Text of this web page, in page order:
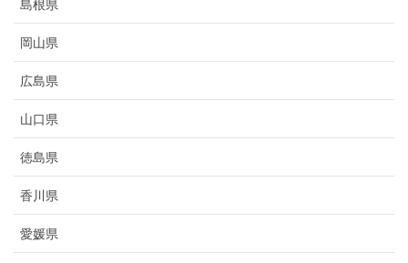
島根県
岡山県
広島県
山口県
徳島県
香川県
愛媛県